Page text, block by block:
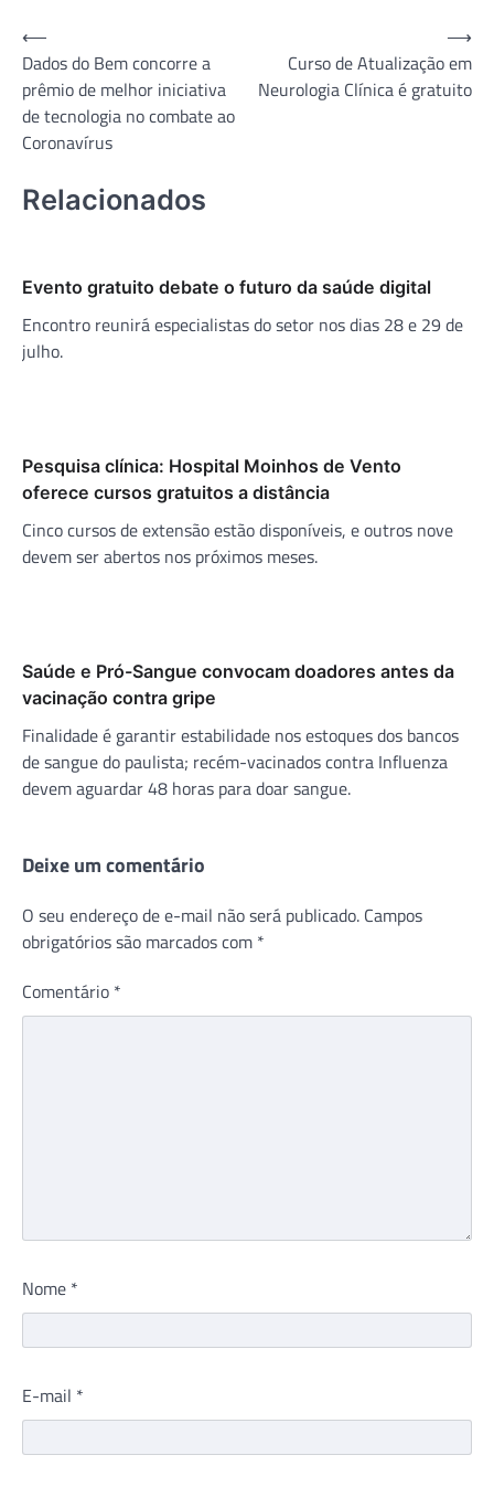
Navegação
de
Post
⟵
Dados do Bem concorre a
prêmio de melhor iniciativa
de tecnologia no combate ao
Coronavírus
Curso de Atualização em
Neurologia Clínica é gratuito
⟶
Relacionados
Evento gratuito debate o futuro da saúde digital
Encontro reunirá especialistas do setor nos dias 28 e 29 de
julho.
Pesquisa clínica: Hospital Moinhos de Vento
oferece cursos gratuitos a distância
Cinco cursos de extensão estão disponíveis, e outros nove
devem ser abertos nos próximos meses.
Saúde e Pró-Sangue convocam doadores antes da
vacinação contra gripe
Finalidade é garantir estabilidade nos estoques dos bancos
de sangue do paulista; recém-vacinados contra Influenza
devem aguardar 48 horas para doar sangue.
Deixe um comentário
O seu endereço de e-mail não será publicado. Campos
obrigatórios são marcados com *
Comentário *
Nome *
E-mail *